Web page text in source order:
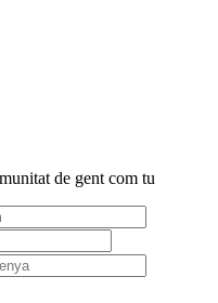
de gent com tu